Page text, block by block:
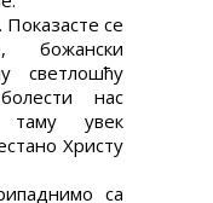
се
божански
светлошћу
нас
таму увек
Христу
са